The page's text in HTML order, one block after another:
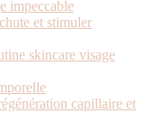
impeccable
et stimuler
skincare visage
capillaire et